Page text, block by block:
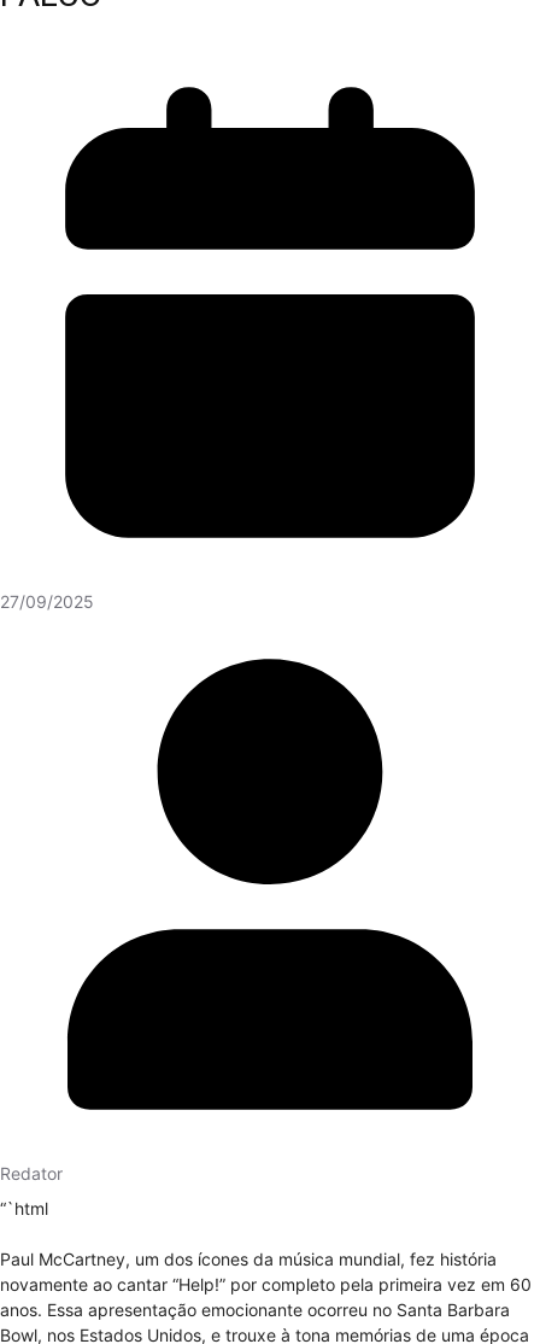
27/09/2025
Redator
“`html
Paul McCartney, um dos ícones da música mundial, fez história
novamente ao cantar “Help!” por completo pela primeira vez em 60
anos. Essa apresentação emocionante ocorreu no Santa Barbara
Bowl, nos Estados Unidos, e trouxe à tona memórias de uma época